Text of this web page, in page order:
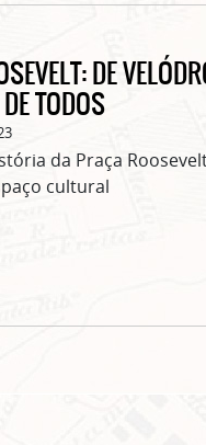
DE
TODOS
da Praça
cultural
Clique no botão